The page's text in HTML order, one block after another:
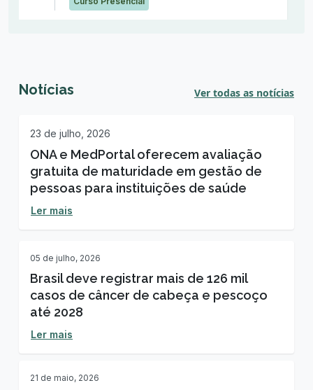
jul
Curso Presencial
Notícias Ver todas as notícias
23 de julho, 2026
ONA e MedPortal oferecem avaliação
gratuita de maturidade em gestão de
pessoas para instituições de saúde
Ler mais
05 de julho, 2026
Brasil deve registrar mais de 126 mil
casos de câncer de cabeça e pescoço
até 2028
Ler mais
21 de maio, 2026